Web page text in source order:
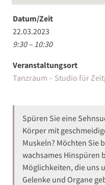
Datum/Zeit
22.03.2023
9:30 – 10:30
Veranstaltungsort
Tanzraum – Studio für
Spüren Sie eine
Körper mit
Muskeln? Möchten Sie
wachsames Hinspüren
Möglichkeiten, die uns
Gelenke und Organe